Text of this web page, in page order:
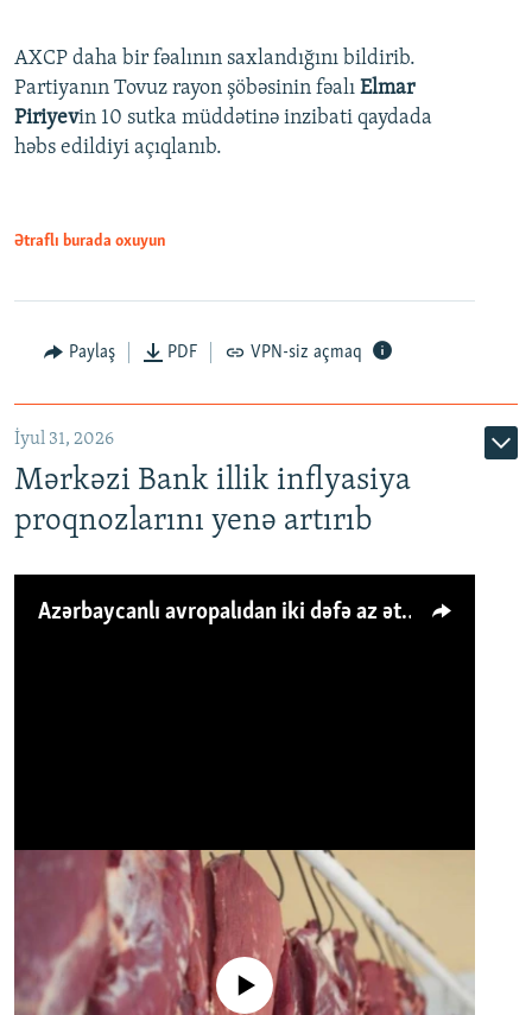
AXCP daha bir fəalının saxlandığını bildirib.
Partiyanın Tovuz rayon şöbəsinin fəalı Elmar
Piriyevin 10 sutka müddətinə inzibati qaydada
həbs edildiyi açıqlanıb.
Ətraflı burada oxuyun
Paylaş PDF VPN-siz açmaq
İyul 31, 2026
Mərkəzi Bank illik inflyasiya
proqnozlarını yenə artırıb
Azərbaycanlı avropalıdan iki dəfə az ət yeyir, amma... 'Qiymət artımı qaçılmazdır'
No media source currently available